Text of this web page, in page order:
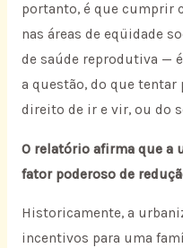
portanto, é que cumprir
nas áreas de eqüidade
de saúde reprodutiva —
a questão, do que tentar
direito de ir e vir, ou do
O relatório afirma que a
fator poderoso de
Historicamente, a
incentivos para uma